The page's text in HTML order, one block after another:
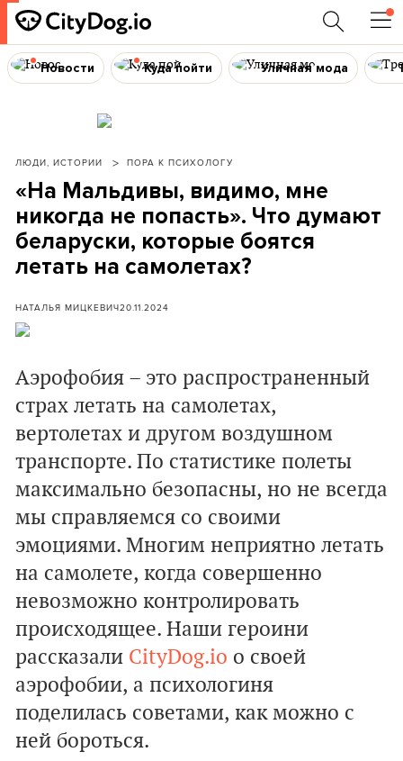
Новости Куда пойти Уличная мода
ЛЮДИ, ИСТОРИИ ПОРА К ПСИХОЛОГУ
«На Мальдивы, видимо, мне
никогда не попасть». Что думают
беларуски, которые боятся
летать на самолетах?
НАТАЛЬЯ МИЦКЕВИЧ20.11.2024
Аэрофобия – это распространенный
страх летать на самолетах,
вертолетах и другом воздушном
транспорте. По статистике полеты
максимально безопасны, но не всегда
мы справляемся со своими
эмоциями. Многим неприятно летать
на самолете, когда совершенно
невозможно контролировать
происходящее. Наши героини
рассказали CityDog.io о своей
аэрофобии, а психологиня
поделилась советами, как можно с
ней бороться.